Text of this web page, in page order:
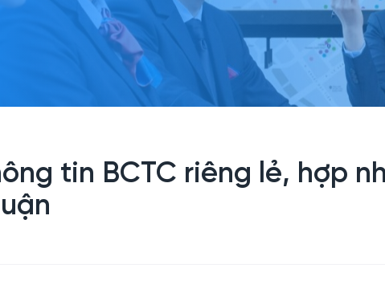
tin BCTC riêng lẻ, hợp